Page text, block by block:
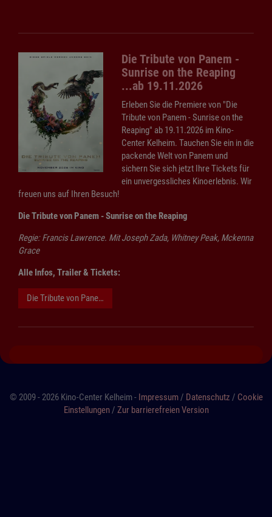
Die Tribute von Panem -
Sunrise on the Reaping
...ab 19.11.2026
Erleben Sie die Premiere von "Die
Tribute von Panem - Sunrise on the
Reaping" ab 19.11.2026 im Kino-
Center Kelheim. Tauchen Sie ein in die
packende Welt von Panem und
sichern Sie sich jetzt Ihre Tickets für
ein unvergessliches Kinoerlebnis. Wir
freuen uns auf Ihren Besuch!
Die Tribute von Panem - Sunrise on the Reaping
Regie: Francis Lawrence. Mit Joseph Zada, Whitney Peak, Mckenna
Grace
Alle Infos, Trailer & Tickets:
Die Tribute von Panem - Sunrise on the Reaping
© 2009 - 2026 Kino-Center Kelheim - Impressum/ Datenschutz / Cookie
Einstellungen/ Zur barrierefreien Version